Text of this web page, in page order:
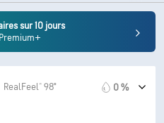
sur 10 jours
RealFeel® 98° 0 %